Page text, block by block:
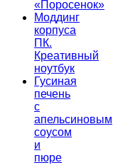
«Поросенок»
Моддинг
корпуса
ПК.
Креативный
ноутбук
Гусиная
печень
с
апельсиновым
соусом
и
пюре